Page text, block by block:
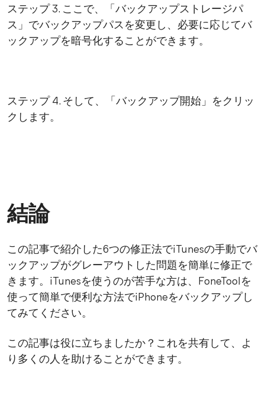
ステップ 3. ここで、「バックアップストレージパ
ス」でバックアップパスを変更し、必要に応じてバ
ックアップを暗号化することができます。
ステップ 4. そして、「バックアップ開始」をクリッ
クします。
結論
この記事で紹介した6つの修正法でiTunesの手動でバ
ックアップがグレーアウトした問題を簡単に修正で
きます。iTunesを使うのが苦手な方は、FoneToolを
使って簡単で便利な方法でiPhoneをバックアップし
てみてください。
この記事は役に立ちましたか？これを共有して、よ
り多くの人を助けることができます。